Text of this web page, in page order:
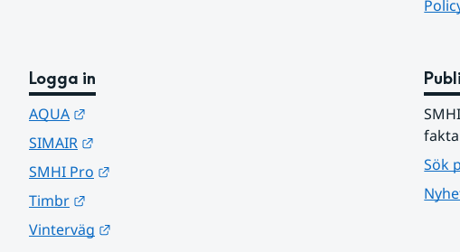
Logga in
AQUA
SIMAIR
SMHI Pro
Timbr
Vinterväg
Sök